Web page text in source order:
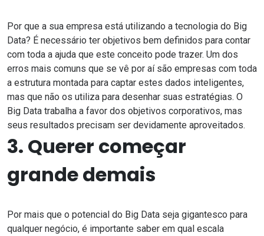
Por que a sua empresa está utilizando a tecnologia do Big
Data? É necessário ter objetivos bem definidos para contar
com toda a ajuda que este conceito pode trazer. Um dos
erros mais comuns que se vê por aí são empresas com toda
a estrutura montada para captar estes dados inteligentes,
mas que não os utiliza para desenhar suas estratégias. O
Big Data trabalha a favor dos objetivos corporativos, mas
seus resultados precisam ser devidamente aproveitados.
3. Querer começar
grande demais
Por mais que o potencial do Big Data seja gigantesco para
qualquer negócio, é importante saber em qual escala